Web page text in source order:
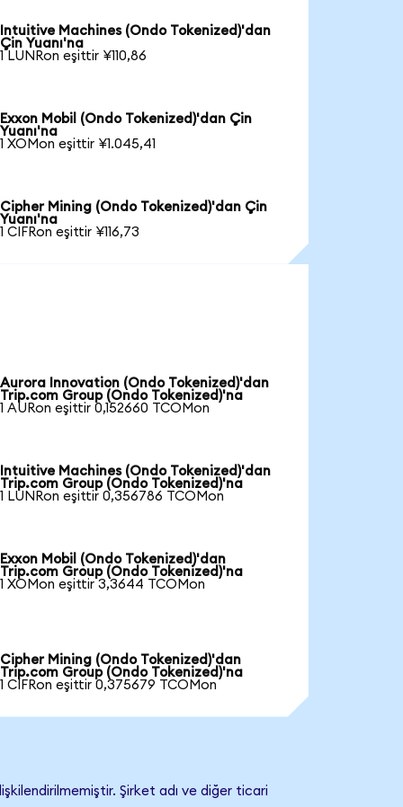
Intuitive Machines (Ondo Tokenized)'dan
Çin Yuanı'na
1 LUNRon eşittir ¥110,86
Exxon Mobil (Ondo Tokenized)'dan Çin
Yuanı'na
1 XOMon eşittir ¥1.045,41
Cipher Mining (Ondo Tokenized)'dan Çin
Yuanı'na
1 CIFRon eşittir ¥116,73
Aurora Innovation (Ondo Tokenized)'dan
Trip.com Group (Ondo Tokenized)'na
1 AURon eşittir 0,152660 TCOMon
Intuitive Machines (Ondo Tokenized)'dan
Trip.com Group (Ondo Tokenized)'na
1 LUNRon eşittir 0,356786 TCOMon
Exxon Mobil (Ondo Tokenized)'dan
Trip.com Group (Ondo Tokenized)'na
1 XOMon eşittir 3,3644 TCOMon
Cipher Mining (Ondo Tokenized)'dan
Trip.com Group (Ondo Tokenized)'na
1 CIFRon eşittir 0,375679 TCOMon
Şirket adı ve diğer ticari